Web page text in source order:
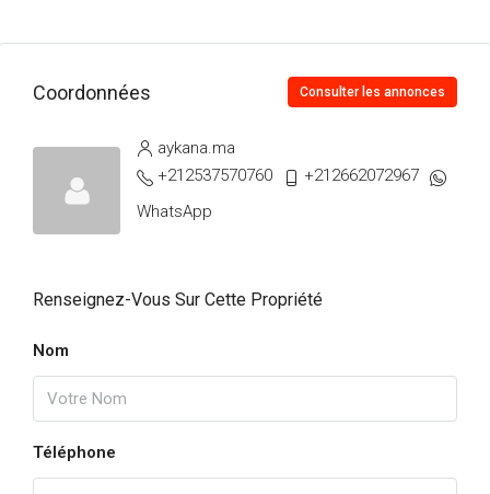
Coordonnées Consulter les annonces
aykana.ma
+212537570760
+212662072967
WhatsApp
Renseignez-Vous Sur Cette Propriété
Nom
Téléphone